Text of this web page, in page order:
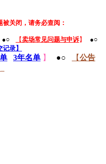
关闭，请务必查阅：
●○ 【卖场常见问题与申诉】
●○
记录】
3年名单 】 ●○ 【公告